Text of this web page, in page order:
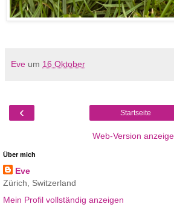
Eve um 16 Oktober
‹ Startseite
Web-Version
Über mich
Eve
Zürich, Switzerland
Mein Profil vollständig anzeigen